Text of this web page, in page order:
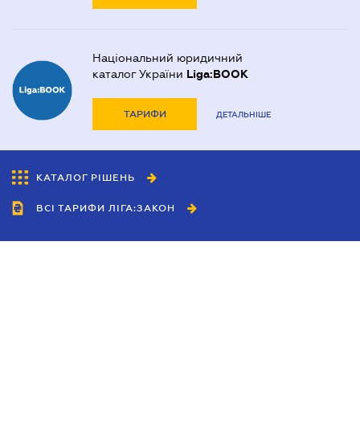
Національний юридичний
каталог України Liga:BOOK
ТАРИФИ ДЕТАЛЬНІШЕ
КАТАЛОГ РІШЕНЬ
ВСІ ТАРИФИ ЛІГА:ЗАКОН